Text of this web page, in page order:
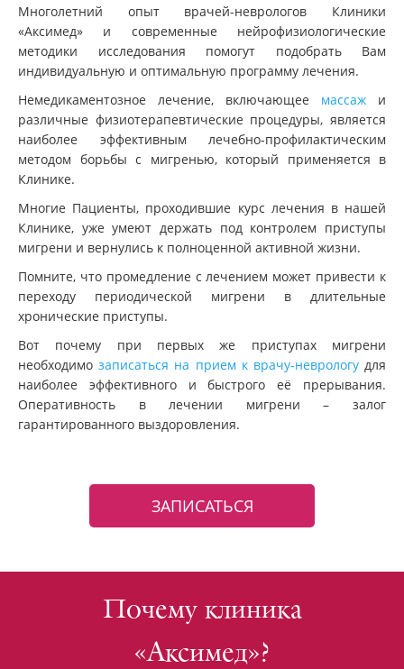
Многолетний опыт врачей-неврологов Клиники
«Аксимед» и современные нейрофизиологические
методики исследования помогут подобрать Вам
индивидуальную и оптимальную программу лечения.
Немедикаментозное лечение, включающее массаж и
различные физиотерапевтические процедуры, является
наиболее эффективным лечебно-профилактическим
методом борьбы с мигренью, который применяется в
Клинике.
Многие Пациенты, проходившие курс лечения в нашей
Клинике, уже умеют держать под контролем приступы
мигрени и вернулись к полноценной активной жизни.
Помните, что промедление с лечением может привести к
переходу периодической мигрени в длительные
хронические приступы.
Вот почему при первых же приступах мигрени
необходимозаписаться на прием к врачу-неврологудля
наиболее эффективного и быстрого её прерывания.
Оперативность в лечении мигрени – залог
гарантированного выздоровления.
ЗАПИСАТЬСЯ
Почему клиника
«Аксимед»?